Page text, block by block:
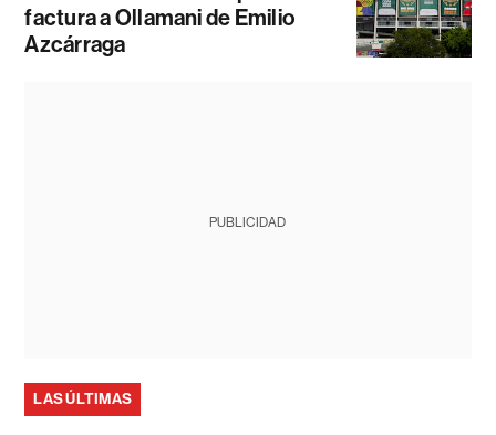
factura a Ollamani de Emilio
Azcárraga
PUBLICIDAD
LAS ÚLTIMAS